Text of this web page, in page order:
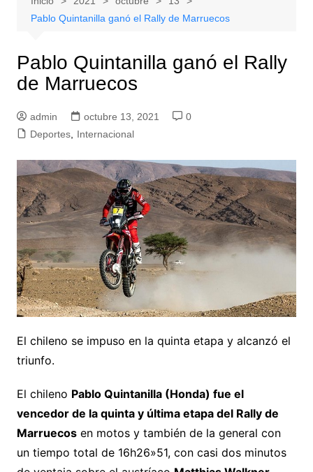
Pablo Quintanilla ganó el Rally de Marruecos
Pablo Quintanilla ganó el Rally
de Marruecos
admin octubre 13, 2021
0
Deportes, Internacional
El chileno se impuso en la quinta etapa y alcanzó el
triunfo.
El chileno Pablo Quintanilla (Honda) fue el
vencedor de la quinta y última etapa del Rally de
Marruecosen motos y también de la general con
un tiempo total de 16h26»51, con casi dos minutos